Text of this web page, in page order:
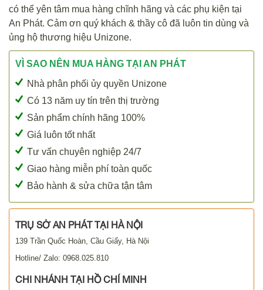
có thể yên tâm mua hàng chĩnh hãng và các phụ kiện tại
An Phát. Cảm ơn quý khách & thầy cô đã luôn tin dùng và
ủng hộ thương hiệu Unizone.
VÌ SAO NÊN MUA HÀNG TẠI AN PHÁT
Nhà phân phối ủy quyền Unizone
Có 13 năm uy tín trên thị trường
Sản phẩm chính hãng 100%
Giá luôn tốt nhất
Tư vấn chuyên nghiệp 24/7
Giao hàng miễn phí toàn quốc
Bảo hành & sửa chữa tận tâm
TRỤ SỞ AN PHÁT TẠI HÀ NỘI
139 Trần Quốc Hoàn, Cầu Giấy, Hà Nội
Hotline/ Zalo: 0968.025.810
CHI NHÁNH TẠI HỒ CHÍ MINH